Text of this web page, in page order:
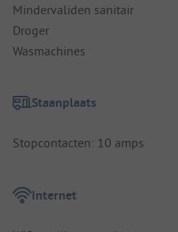
Mindervaliden sanitair
Droger
Wasmachines
Staanplaats
Stopcontacten: 10 amps
Internet